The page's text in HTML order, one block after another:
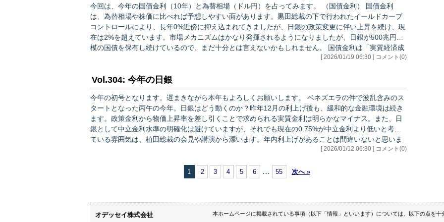
今回は、今年の国債金利（10年）と為替相場（ドル円）を占ってみます。 （国債金利） 国債金利
は、為替相場や株価に比べれば予想しやすい面があります。黒田総裁の下で行われたイールドカーブ
コントロールにより、長年0%近傍に抑え込まれてきましたが、日銀の政策変更に伴い上昇を続け、現
在は2%を超えています。市場メカニズムはかなり発揮されるようになりましたが、日銀が500兆円規
模の国債を保有し続けているので、まだ十分とは言えないかもしれません。 国債金利は「実質経済成
長率」の予想値、「物価上昇率」の予想値、「リスクプレミアム」の3つの合計値に収れんします。今
[ 2026/01/19 06:30 ] コメント(0)
Vol.304: 今年の日銀
今年の初号となります。遅まきながら本年もよろしくお願いします。 ベネズエラの件で波乱含みのス
タートとなった丙午の今年。日銀はどう動くのか？昨年12月の利上げ後も、緩和的な金融環境は続き
ます。政策金利から物価上昇率を差し引くことで求められる実質金利は明らかなマイナス。また、日
銀として中立金利水準の明確化は避けていますが、それでも現在の0.75%が中立金利より低いと考え
ている雰囲気は、植田総裁の会見や講演から漂います。年内利上げがあることは間違いないと思いま
[ 2026/01/12 06:30 ] コメント(0)
1 2 3 4 5 6 … 55 次へ »
オデッセイ株式会社 本ホームページに掲載されている事項（以下「情報」といいます）については、以下の点を十